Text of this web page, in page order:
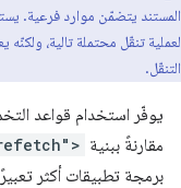
المستند يتضمّن موارد فرعية.
لعملية تنقّل محتملة تالية،
التنقّل.
يوفّر استخدام قواعد
مقارنةً ببنية
برمجة تطبيقات أكثر